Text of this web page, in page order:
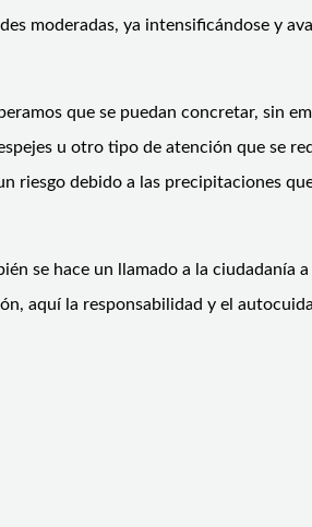
moderadas, ya intensificándose y
que se puedan concretar, sin
u otro tipo de atención que se
debido a las precipitaciones
se hace un llamado a la ciudadanía
aquí la responsabilidad y el